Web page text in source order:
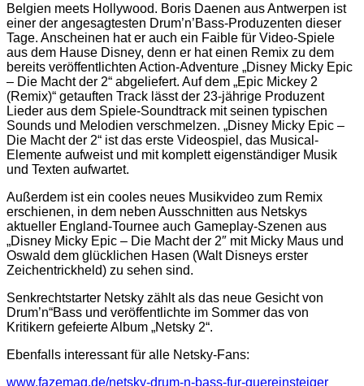
Belgien meets Hollywood. Boris Daenen aus Antwerpen ist
einer der angesagtesten Drum’n’Bass-Produzenten dieser
Tage. Anscheinen hat er auch ein Faible für Video-Spiele
aus dem Hause Disney, denn er hat einen Remix zu dem
bereits veröffentlichten Action-Adventure „Disney Micky Epic
– Die Macht der 2“ abgeliefert. Auf dem „Epic Mickey 2
(Remix)“ getauften Track lässt der 23-jährige Produzent
Lieder aus dem Spiele-Soundtrack mit seinen typischen
Sounds und Melodien verschmelzen. „Disney Micky Epic –
Die Macht der 2“ ist das erste Videospiel, das Musical-
Elemente aufweist und mit komplett eigenständiger Musik
und Texten aufwartet.
Außerdem ist ein cooles neues Musikvideo zum Remix
erschienen, in dem neben Ausschnitten aus Netskys
aktueller England-Tournee auch Gameplay-Szenen aus
„Disney Micky Epic – Die Macht der 2″ mit Micky Maus und
Oswald dem glücklichen Hasen (Walt Disneys erster
Zeichentrickheld) zu sehen sind.
Senkrechtstarter Netsky zählt als das neue Gesicht von
Drum’n“Bass und veröffentlichte im Sommer das von
Kritikern gefeierte Album „Netsky 2“.
Ebenfalls interessant für alle Netsky-Fans:
www.fazemag.de/netsky-drum-n-bass-fur-quereinsteiger